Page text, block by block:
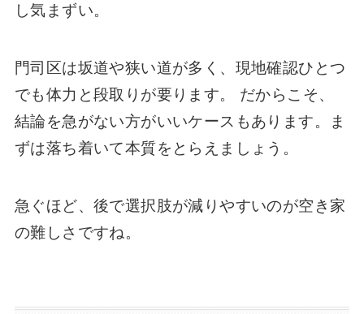
し気まずい。
門司区は坂道や狭い道が多く、現地確認ひとつ
でも体力と段取りが要ります。 だからこそ、
結論を急がない方がいいケースもあります。ま
ずは落ち着いて本質をとらえましょう。
急ぐほど、後で選択肢が減りやすいのが空き家
の難しさですね。